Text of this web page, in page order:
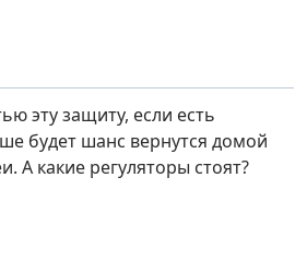
эту защиту, если есть
будет шанс вернутся домой
А какие регуляторы стоят?